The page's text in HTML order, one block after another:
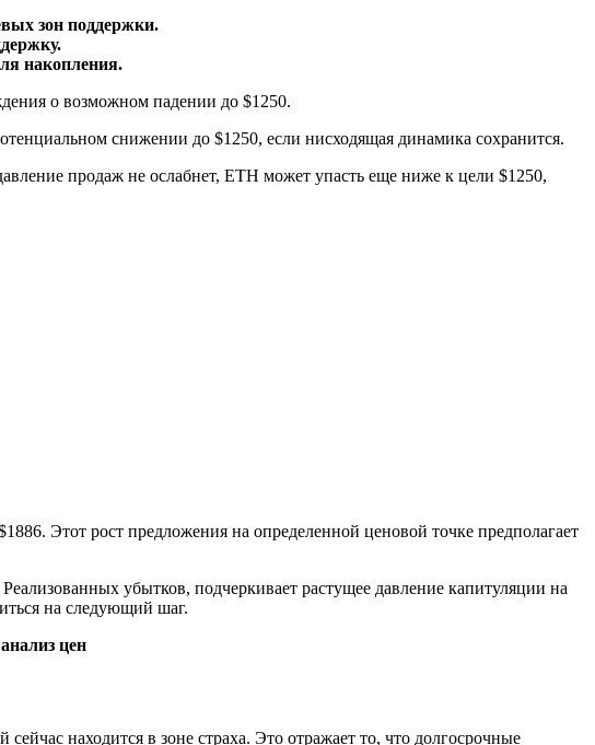
зон поддержки.
накопления.
о возможном падении до $1250.
снижении до $1250, если нисходящая динамика сохранится.
продаж не ослабнет, ETH может упасть еще ниже к цели $1250,
Этот рост предложения на определенной ценовой точке предполагает
убытков, подчеркивает растущее давление капитуляции на
на следующий шаг.
цен
находится в зоне страха. Это отражает то, что долгосрочные